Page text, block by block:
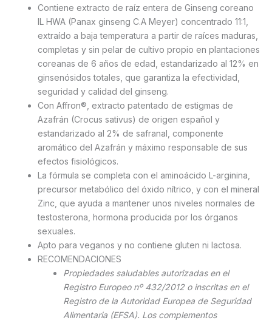
Contiene extracto de raíz entera de Ginseng coreano
IL HWA (Panax ginseng C.A Meyer) concentrado 11:1,
extraído a baja temperatura a partir de raíces maduras,
completas y sin pelar de cultivo propio en plantaciones
coreanas de 6 años de edad, estandarizado al 12% en
ginsenósidos totales, que garantiza la efectividad,
seguridad y calidad del ginseng.
Con Affron®, extracto patentado de estigmas de
Azafrán (Crocus sativus) de origen español y
estandarizado al 2% de safranal, componente
aromático del Azafrán y máximo responsable de sus
efectos fisiológicos.
La fórmula se completa con el aminoácido L-arginina,
precursor metabólico del óxido nítrico, y con el mineral
Zinc, que ayuda a mantener unos niveles normales de
testosterona, hormona producida por los órganos
sexuales.
Apto para veganos y no contiene gluten ni lactosa.
RECOMENDACIONES
Propiedades saludables autorizadas en el
Registro Europeo nº 432/2012 o inscritas en el
Registro de la Autoridad Europea de Seguridad
Alimentaria (EFSA). Los complementos